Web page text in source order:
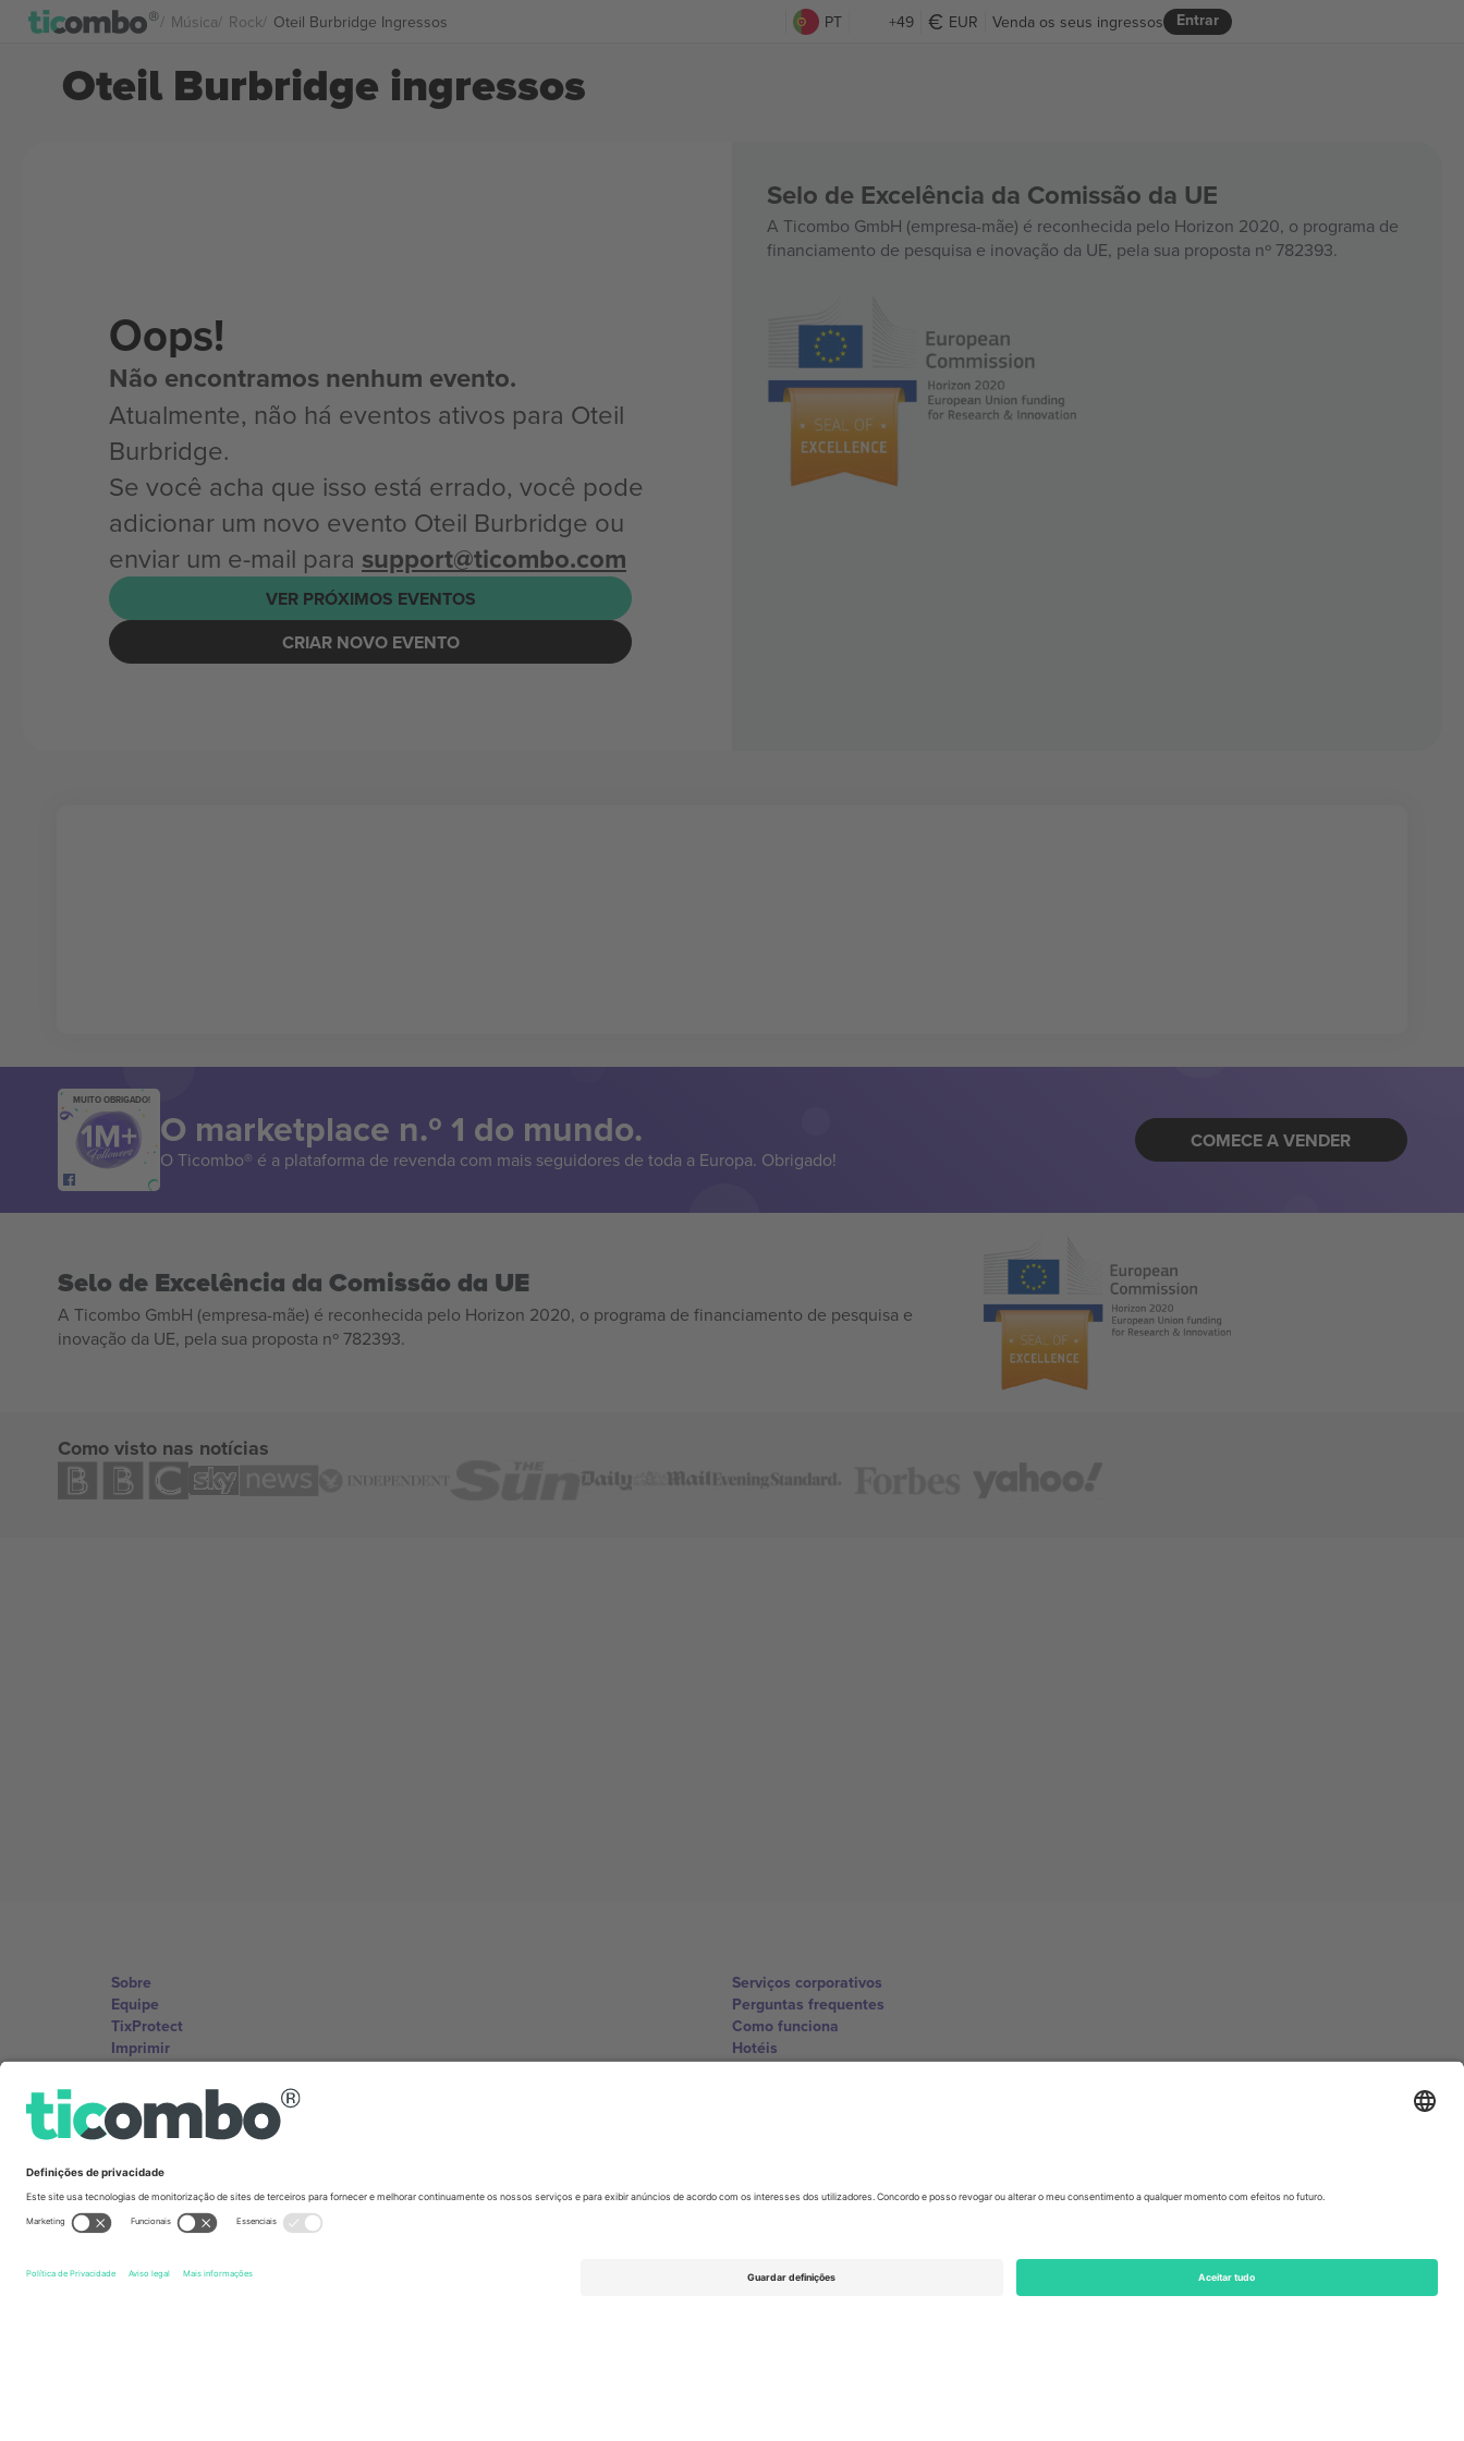
Música Rock Oteil Burbridge Ingressos PT +49 EUR Entrar
Venda os seus ingressos
Oteil Burbridge ingressos
Oops!
Não encontramos nenhum evento.
Atualmente, não há eventos ativos para Oteil
Burbridge.
Se você acha que isso está errado, você pode
adicionar um novo evento Oteil Burbridge ou
enviar um e-mail para support@ticombo.com
VER PRÓXIMOS EVENTOS
CRIAR NOVO EVENTO
Selo de Excelência da Comissão da UE
A Ticombo GmbH (empresa-mãe) é reconhecida pelo Horizon 2020, o programa de
financiamento de pesquisa e inovação da UE, pela sua proposta nº 782393.
MUITO OBRIGADO!
O marketplace n.º 1 do mundo.
O Ticombo® é a plataforma de revenda com mais seguidores de toda a Europa. Obrigado!
COMECE A VENDER
Selo de Excelência da Comissão da UE
A Ticombo GmbH (empresa-mãe) é reconhecida pelo Horizon 2020, o programa de financiamento de pesquisa e
inovação da UE, pela sua proposta nº 782393.
Como visto nas notícias
Sobre
Equipe
TixProtect
Imprimir
Termos e Condições
Programa de afiliados
Serviços corporativos
Perguntas frequentes
Como funciona
Hotéis
Central da Copa do Mundo